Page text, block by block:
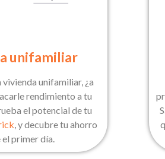
unifamiliar
vivienda unifamiliar, ¿a
rendimiento a tu
el potencial de tu
, y decubre tu ahorro
primer día.